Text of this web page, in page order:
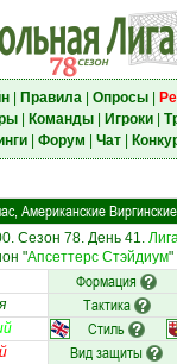
| Правила| Опросы|
| Команды| Игроки|
| Форум Чат|
Американские
Сезон 78. День 41.
"Апсеттерс Стэйдиум"
Формация
Тактика
Стиль
Вид защиты